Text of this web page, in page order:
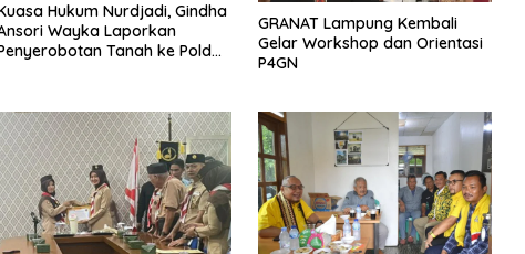
Hukum Nurdjadi, Gindha
Wayka Laporkan
Tanah ke Polda
GRANAT Lampung Kembali
Gelar Workshop dan Orientasi
P4GN